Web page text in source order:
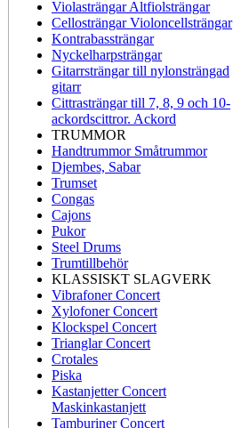
Violasträngar Altfiolsträngar
Cellosträngar Violoncellsträngar
Kontrabassträngar
Nyckelharpsträngar
Gitarrsträngar till nylonsträngad
gitarr
Cittrasträngar till 7, 8, 9 och 10-
ackordscittror. Ackord
TRUMMOR
Handtrummor Småtrummor
Djembes, Sabar
Trumset
Congas
Cajons
Pukor
Steel Drums
Trumtillbehör
KLASSISKT SLAGVERK
Vibrafoner Concert
Xylofoner Concert
Klockspel Concert
Trianglar Concert
Crotales
Piska
Kastanjetter Concert
Maskinkastanjett
Tamburiner Concert